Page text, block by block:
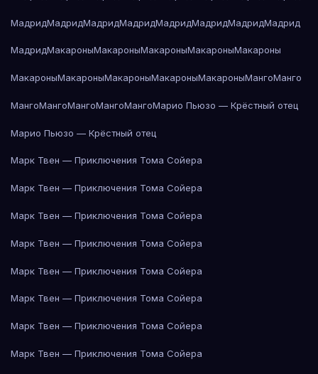
МадридМадридМадридМадридМадридМадридМадридМадрид
МадридМакароныМакароныМакароныМакароныМакароны
МакароныМакароныМакароныМакароныМакароныМангоМанго
МангоМангоМангоМангоМангоМарио Пьюзо — Крёстный отец
Марио Пьюзо — Крёстный отец
Марк Твен — Приключения Тома Сойера
Марк Твен — Приключения Тома Сойера
Марк Твен — Приключения Тома Сойера
Марк Твен — Приключения Тома Сойера
Марк Твен — Приключения Тома Сойера
Марк Твен — Приключения Тома Сойера
Марк Твен — Приключения Тома Сойера
Марк Твен — Приключения Тома Сойера